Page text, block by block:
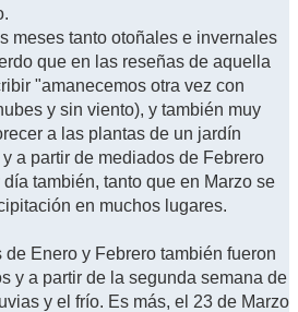
meses tanto otoñales e invernales
que en las reseñas de aquella
"amanecemos otra vez con
y sin viento), y también muy
a las plantas de un jardín
a partir de mediados de Febrero
también, tanto que en Marzo se
en muchos lugares.
Enero y Febrero también fueron
y a partir de la segunda semana de
y el frío. Es más, el 23 de Marzo